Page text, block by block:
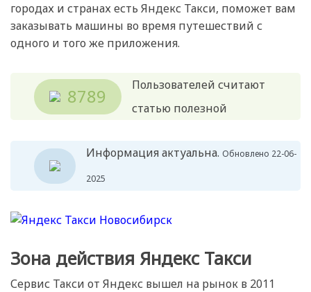
городах и странах есть Яндекс Такси, поможет вам
заказывать машины во время путешествий с
одного и того же приложения.
8789
Пользователей считают
статью полезной
Информация актуальна. Обновлено 22-06-
2025
Зона действия Яндекс Такси
Сервис Такси от Яндекс вышел на рынок в 2011